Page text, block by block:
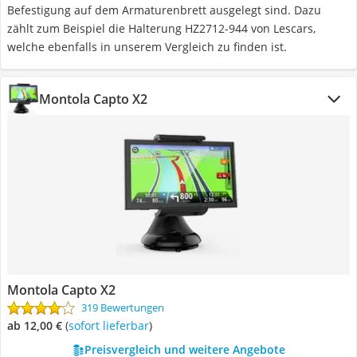
Befestigung auf dem Armaturenbrett ausgelegt sind. Dazu
zählt zum Beispiel die Halterung HZ2712-944 von Lescars,
welche ebenfalls in unserem Vergleich zu finden ist.
Montola Capto X2
Montola Capto X2
319 Bewertungen
ab 12,00 € ( Sofort lieferbar)
Preisvergleich und weitere Angebote